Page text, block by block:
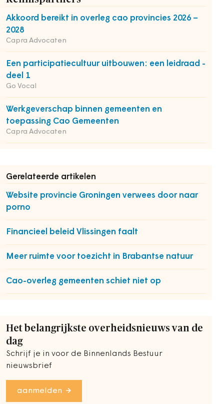
Akkoord bereikt in overleg cao provincies 2026 –
2028
Capra Advocaten
Een participatiecultuur uitbouwen: een leidraad -
deel 1
Go Vocal
Werkgeverschap binnen gemeenten en
toepassing Cao Gemeenten
Capra Advocaten
Gerelateerde artikelen
Website provincie Groningen verwees door naar
porno
Financieel beleid Vlissingen faalt
Meer ruimte voor toezicht in Brabantse natuur
Cao-overleg gemeenten schiet niet op
Het belangrijkste overheidsnieuws van de
dag
Schrijf je in voor de Binnenlands Bestuur
nieuwsbrief
aanmelden